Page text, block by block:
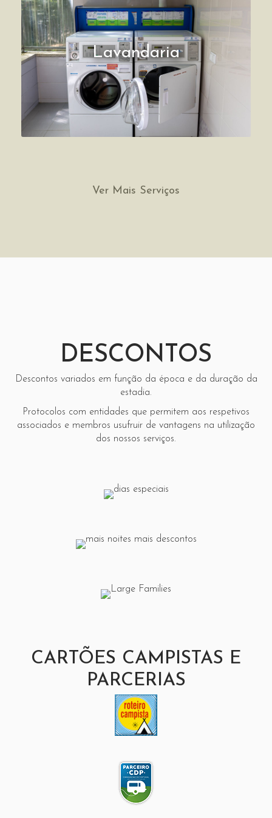
Lavandaria
Ver Mais Serviços
DESCONTOS
Descontos variados em função da época e da duração da
estadia.
Protocolos com entidades que permitem aos respetivos
associados e membros usufruir de vantagens na utilização
dos nossos serviços.
CARTÕES CAMPISTAS E
PARCERIAS